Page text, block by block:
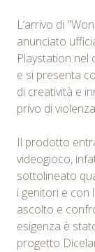
L’arrivo di
anunciato
Playstation
e si presenta
di creatività e
privo di
Il prodotto
videogioco,
sottolineato
i genitori e con
ascolto e
esigenza è
progetto